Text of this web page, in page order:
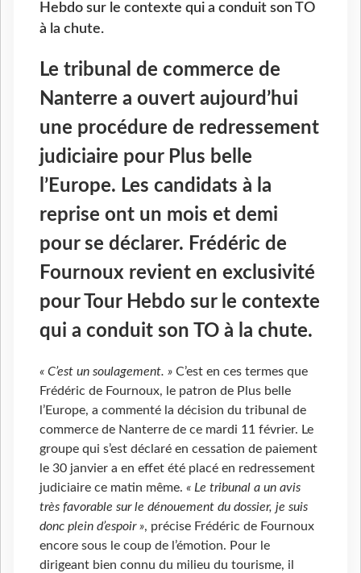
Hebdo sur le contexte qui a conduit son TO
à la chute.
Le tribunal de commerce de
Nanterre a ouvert aujourd’hui
une procédure de redressement
judiciaire pour Plus belle
l’Europe. Les candidats à la
reprise ont un mois et demi
pour se déclarer. Frédéric de
Fournoux revient en exclusivité
pour Tour Hebdo sur le contexte
qui a conduit son TO à la chute.
« C’est un soulagement. » C’est en ces termes que
Frédéric de Fournoux, le patron de Plus belle
l’Europe, a commenté la décision du tribunal de
commerce de Nanterre de ce mardi 11 février. Le
groupe qui s’est déclaré en cessation de paiement
le 30 janvier a en effet été placé en redressement
judiciaire ce matin même. « Le tribunal a un avis
très favorable sur le dénouement du dossier, je suis
donc plein d’espoir », précise Frédéric de Fournoux
encore sous le coup de l’émotion. Pour le
dirigeant bien connu du milieu du tourisme, il